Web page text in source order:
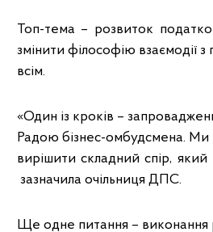
Топ-тема – розвиток
змінити філософію взаємодії з
всім.
«Один із кроків –
Радою бізнес-омбудсмена. Ми
вирішити складний спір,
зазначила очільниця ДПС.
Ще одне питання – виконання